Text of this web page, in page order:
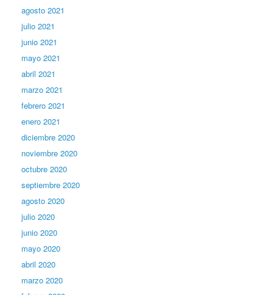
agosto 2021
julio 2021
junio 2021
mayo 2021
abril 2021
marzo 2021
febrero 2021
enero 2021
diciembre 2020
noviembre 2020
octubre 2020
septiembre 2020
agosto 2020
julio 2020
junio 2020
mayo 2020
abril 2020
marzo 2020